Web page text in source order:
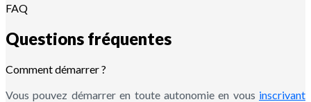
FAQ
Questions fréquentes
Comment démarrer ?
Vous pouvez démarrer en toute autonomie en vous inscrivant